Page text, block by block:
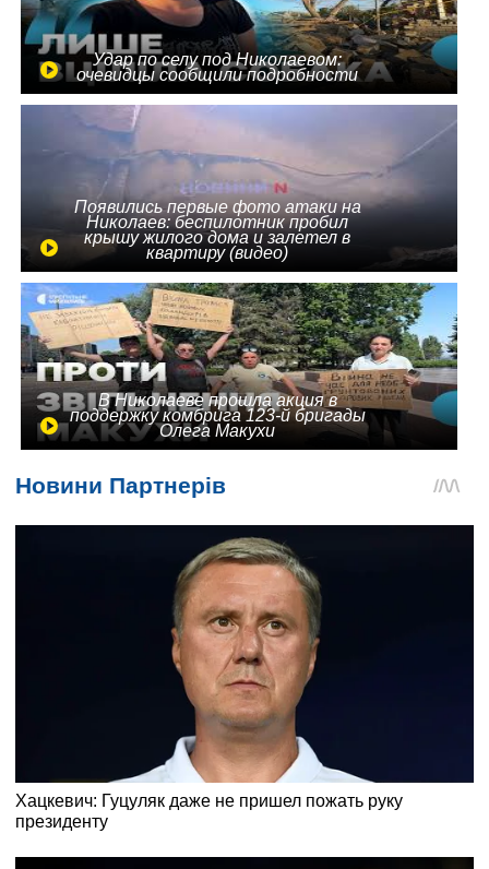
Удар по селу под Николаевом:
очевидцы сообщили подробности
Появились первые фото атаки на
Николаев: беспилотник пробил
крышу жилого дома и залетел в
квартиру (видео)
В Николаеве прошла акция в
поддержку комбрига 123-й бригады
Олега Макухи